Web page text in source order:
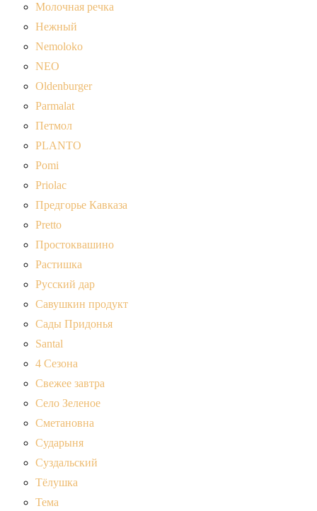
Молочная речка
Нежный
Nemoloko
NEO
Oldenburger
Parmalat
Петмол
PLANTO
Pomi
Priolac
Предгорье Кавказа
Pretto
Простоквашино
Растишка
Русский дар
Савушкин продукт
Сады Придонья
Santal
4 Сезона
Свежее завтра
Село Зеленое
Сметановна
Сударыня
Суздальский
Тёлушка
Тема